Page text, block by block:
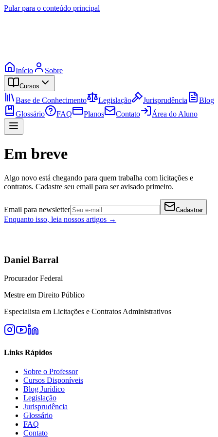
Pular para o conteúdo principal
Início Sobre
Cursos
Base de Conhecimento Legislação Jurisprudência
Blog
Glossário
FAQ Planos Contato Área do Aluno
Em breve
Algo novo está chegando para quem trabalha com licitações e
contratos. Cadastre seu email para ser avisado primeiro.
Email para newsletter Cadastrar
Enquanto isso, leia nossos artigos →
Daniel Barral
Procurador Federal
Mestre em Direito Público
Especialista em Licitações e Contratos Administrativos
Links Rápidos
Sobre o Professor
Cursos Disponíveis
Blog Jurídico
Legislação
Jurisprudência
Glossário
FAQ
Contato